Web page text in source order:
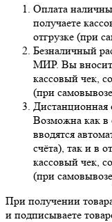
Оплата
получаете
отгрузке (при
Безналичный
МИР. Вы
кассовый чек,
(при
Дистанционная
Возможна как в
вводятся
счёта), так и в
кассовый чек,
(при
При получении
и подписываете